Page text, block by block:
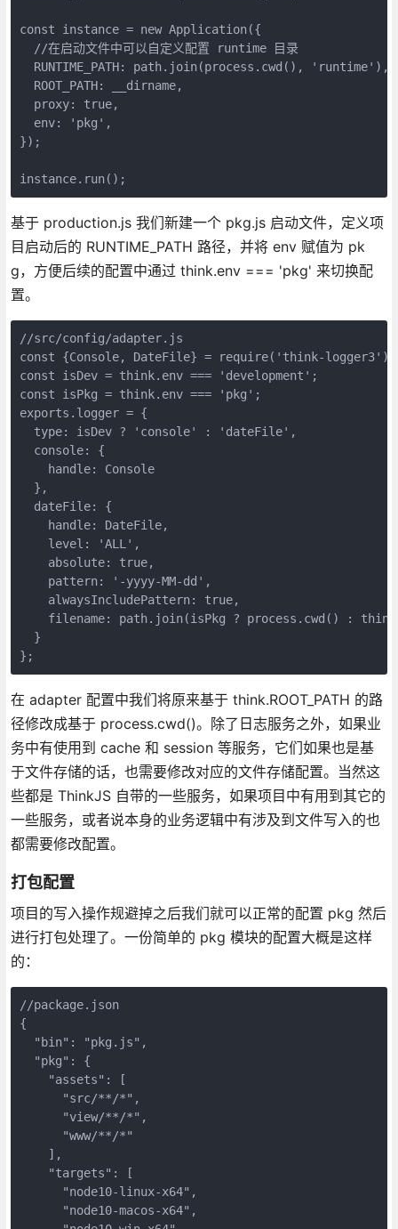
const instance = new Application({
  //在启动文件中可以自定义配置 runtime 目录
  RUNTIME_PATH: path.join(process.cwd(), 'runtime'),
  ROOT_PATH: __dirname,
  proxy: true,
  env: 'pkg',
});
instance.run();
基于 production.js 我们新建一个 pkg.js 启动文件，定义项
目启动后的 RUNTIME_PATH 路径，并将 env 赋值为 pk
g，方便后续的配置中通过 think.env === 'pkg' 来切换配
置。
//src/config/adapter.js
const {Console, DateFile} = require('think-logger3');
const isDev = think.env === 'development';
const isPkg = think.env === 'pkg';
exports.logger = {
  type: isDev ? 'console' : 'dateFile',
  console: {
    handle: Console
  },
  dateFile: {
    handle: DateFile,
    level: 'ALL',
    absolute: true,
    pattern: '-yyyy-MM-dd',
    alwaysIncludePattern: true,
filename: path.join(isPkg ? process.cwd() :
  }
};
在 adapter 配置中我们将原来基于 think.ROOT_PATH 的路
径修改成基于 process.cwd()。除了日志服务之外，如果业
务中有使用到 cache 和 session 等服务，它们如果也是基
于文件存储的话，也需要修改对应的文件存储配置。当然这
些都是 ThinkJS 自带的一些服务，如果项目中有用到其它的
一些服务，或者说本身的业务逻辑中有涉及到文件写入的也
都需要修改配置。
打包配置
项目的写入操作规避掉之后我们就可以正常的配置 pkg 然后
进行打包处理了。一份简单的 pkg 模块的配置大概是这样
的：
//package.json
{
  "bin": "pkg.js",
  "pkg": {
    "assets": [
      "src/**/*",
      "view/**/*",
      "www/**/*"
    ],
    "targets": [
      "node10-linux-x64",
      "node10-macos-x64",